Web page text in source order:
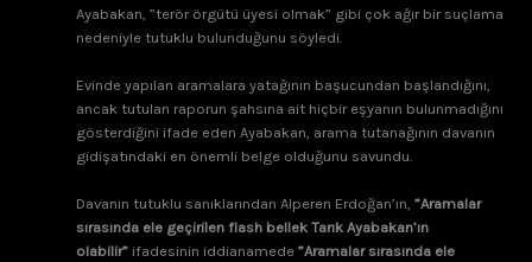
Ayabakan, ”terör örgütü üyesi olmak” gibi çok ağır bir suçlama
nedeniyle tutuklu bulunduğunu söyledi.
Evinde yapılan aramalara yatağının başucundan başlandığını,
ancak tutulan raporun şahsına ait hiçbir eşyanın bulunmadığını
gösterdiğini ifade eden Ayabakan, arama tutanağının davanın
gidişatındaki en önemli belge olduğunu savundu.
Davanın tutuklu sanıklarından Alperen Erdoğan’ın, ”Aramalar
sırasında ele geçirilen flash bellek Tarık Ayabakan’ın
olabilir” ifadesinin iddianamede ”Aramalar sırasında ele